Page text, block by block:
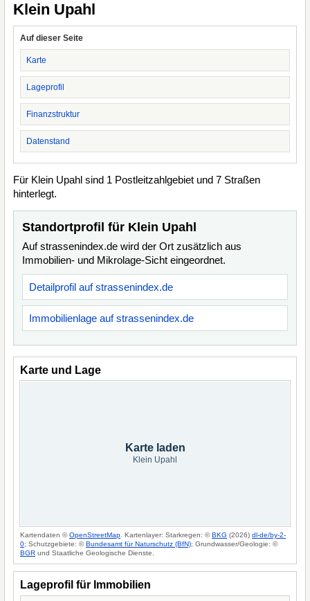
Klein Upahl
Auf dieser Seite
Karte
Lageprofil
Finanzstruktur
Datenstand
Für Klein Upahl sind 1 Postleitzahlgebiet und 7 Straßen
hinterlegt.
Standortprofil für Klein Upahl
Auf strassenindex.de wird der Ort zusätzlich aus
Immobilien- und Mikrolage-Sicht eingeordnet.
Detailprofil auf strassenindex.de
Immobilienlage auf strassenindex.de
Karte und Lage
Karte laden
Klein Upahl
Kartendaten ©OpenStreetMap . Kartenlayer: Starkregen: ©BKG (2026) dl-de/by-2-
0; Schutzgebiete: ©Bundesamt für Naturschutz (BfN); Grundwasser/Geologie: ©
BGR und Staatliche Geologische Dienste.
Lageprofil für Immobilien